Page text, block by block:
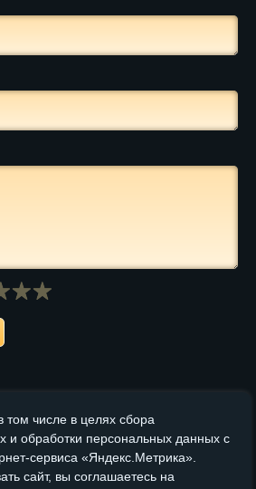
Самара
том числе в целях сбора
и обработки персональных данных с
сервиса «Яндекс.Метрика».
сайт, вы соглашаетесь на